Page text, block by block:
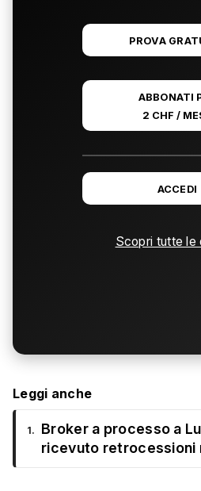
PROVA
ABBONATI
2 CHF /
ACCEDI
Scopri tutte le
Leggi anche
1.
Broker a processo a
ricevuto retrocessioni